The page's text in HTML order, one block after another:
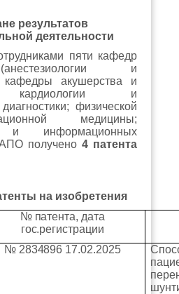
результатов
деятельности
пяти кафедр
и
кафедры акушерства и
кардиологии и
физической
медицины;
и информационных
получено 4 патента
на изобретения
№ патента, дата
гос.регистрации
№ 2834896 17.02.2025